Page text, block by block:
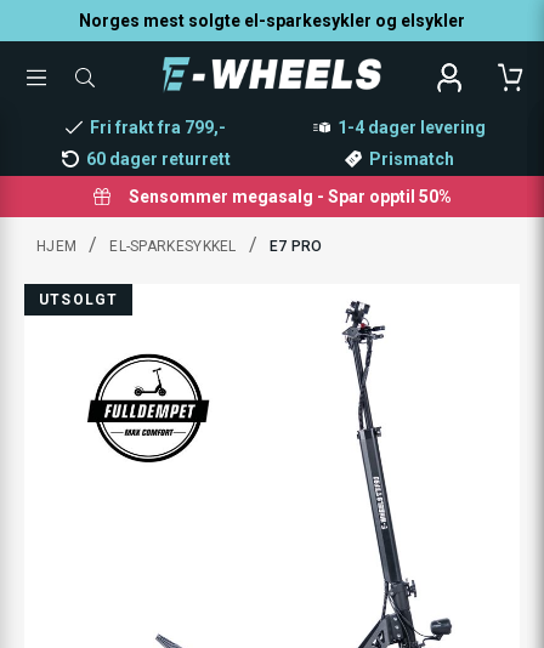
Norges mest solgte el-sparkesykler og elsykler
TOGGLESØK
KATEGORI,
Fri frakt fra 799,-
1-4 dager levering
60 dager returrett
Prismatch
Sensommer megasalg - Spar opptil 50%
HJEM / EL-SPARKESYKKEL / E7 PRO
UTSOLGT